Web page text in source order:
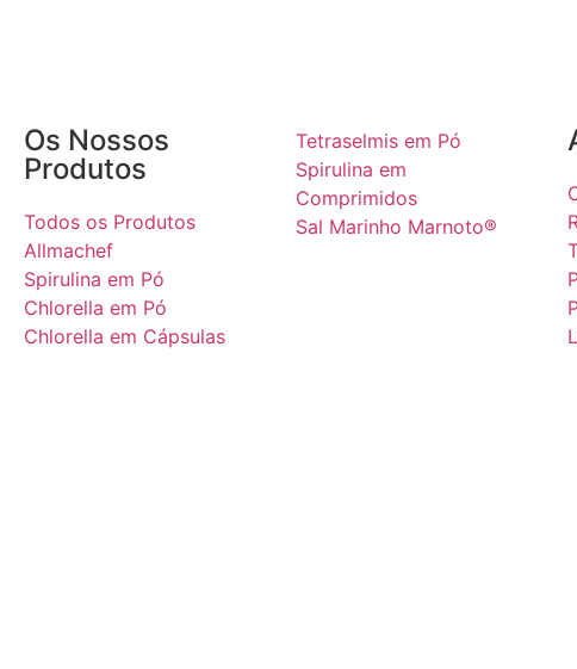
Os Nossos
Produtos
Todos os Produtos
Allmachef
Spirulina em Pó
Chlorella em Pó
Chlorella em Cápsulas
Tetraselmis em Pó
Spirulina em
Comprimidos
Sal Marinho Marnoto®